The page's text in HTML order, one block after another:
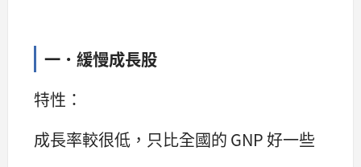
一．緩慢成長股
特性：
成長率較很低，只比全國的 GNP 好一些